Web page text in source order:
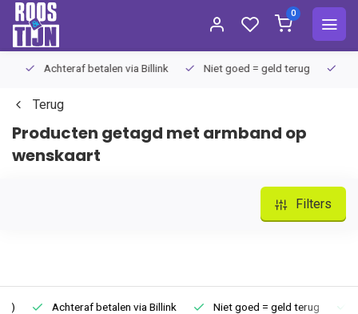
0
Achteraf betalen via Billink Niet goed = geld terug
Terug
Producten getagd met armband op
wenskaart
Filters
Achteraf betalen via Billink Niet goed = geld terug